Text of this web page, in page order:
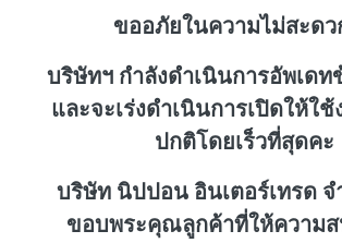
ขออภัยในความไม่สะดว
บริษัทฯ กำลังดำเนินการอัพเด
และจะเร่งดำเนินการเปิดให้ใ
ปกติโดยเร็วที่สุดคะ
บริษัท นิปปอน อินเตอร์เทรด จ
ขอบพระคุณลูกค้าที่ให้ความส